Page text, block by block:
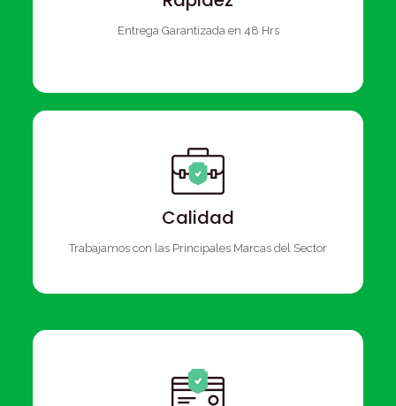
Entrega Garantizada en 48 Hrs
Calidad
Trabajamos con las Principales Marcas del Sector